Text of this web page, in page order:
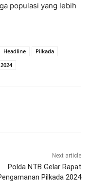
populasi yang lebih
Headline
Pilkada
Next article
Polda NTB Gelar Rapat
Pilkada 2024